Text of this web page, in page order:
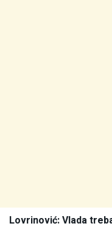
Lovrinović: Vlada